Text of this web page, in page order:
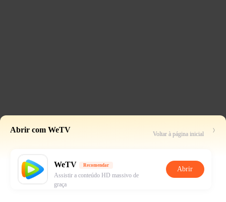
Abrir com WeTV Voltar à página inicial
WeTV Recomendar
Assistir a conteúdo HD massivo de
graça
Abrir